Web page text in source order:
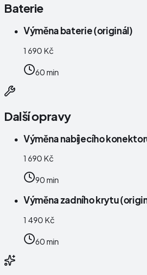
Baterie
Výměna baterie (originál)
1 690 Kč
60 min
Další opravy
Výměna nabíjecího
1 690 Kč
90 min
Výměna zadního krytu
1 490 Kč
60 min